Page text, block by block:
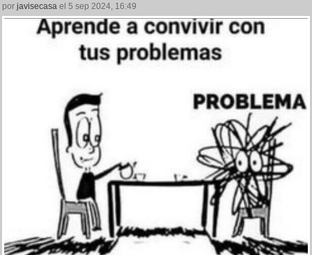
por javisecasa el 5 sep 2024, 16:49